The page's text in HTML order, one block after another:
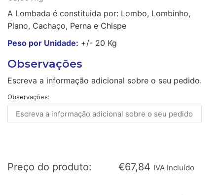
A Lombada é constituida por: Lombo, Lombinho,
Piano, Cachaço, Perna e Chispe
Peso por Unidade: +/- 20 Kg
Observações
Escreva a informação adicional sobre o seu pedido.
Observações:
Preço do produto: €67,84 IVA Incluído